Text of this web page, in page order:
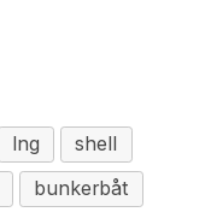
lng
shell
bunkerbåt